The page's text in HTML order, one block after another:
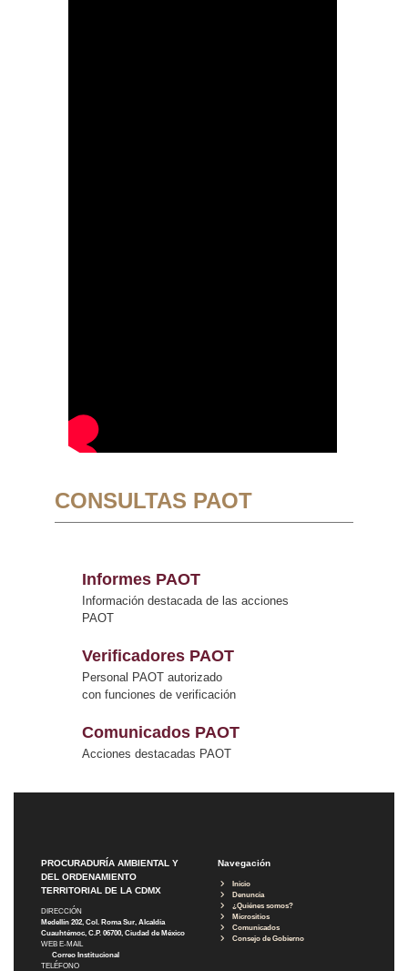
CONSULTAS PAOT
Informes PAOT
Información destacada de las acciones
PAOT
Verificadores PAOT
Personal PAOT autorizado
con funciones de verificación
Comunicados PAOT
Acciones destacadas PAOT
PROCURADURÍA AMBIENTAL Y
DEL ORDENAMIENTO
TERRITORIAL DE LA CDMX
DIRECCIÓN
Medellín 202, Col. Roma Sur, Alcaldía
Cuauhtémoc, C.P. 06700, Ciudad de México
WEB E-MAIL
Correo Institucional
TELÉFONO
Navegación
Inicio
Denuncia
¿Quiénes somos?
Micrositios
Comunicados
Consejo de Gobierno